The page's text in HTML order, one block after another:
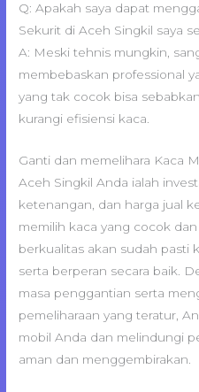
Q: Apakah saya dapat
Sekurit di Aceh Singkil saya
A: Meski tehnis mungkin,
membebaskan professional
yang tak cocok bisa
kurangi efisiensi kaca.
Ganti dan memelihara Kaca
Aceh Singkil Anda ialah
ketenangan, dan harga jual
memilih kaca yang cocok
berkualitas akan sudah pasti
serta berperan secara baik.
masa penggantian serta
pemeliharaan yang teratur,
mobil Anda dan melindungi
aman dan menggembirakan.